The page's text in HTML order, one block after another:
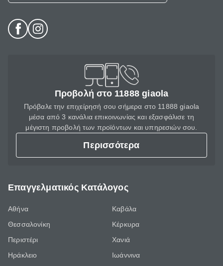
Προβολή στο 11888 giaola
Πρόβαλε την επιχείρησή σου σήμερα στο 11888 giaola
μέσα από 3 κανάλια επικοινωνίας και εξασφάλισε τη
μέγιστη προβολή των προϊόντων και υπηρεσιών σου.
Περισσότερα
Επαγγελματικός Κατάλογος
Αθήνα
Θεσσαλονίκη
Περιστέρι
Ηράκλειο
Καβάλα
Κέρκυρα
Χανιά
Ιωάννινα